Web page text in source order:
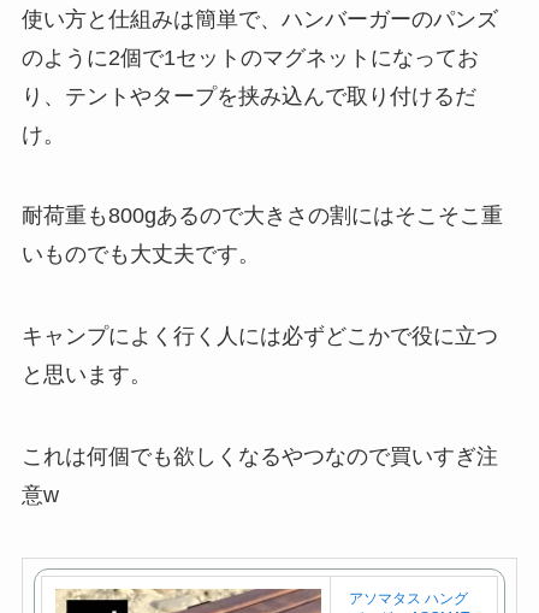
使い方と仕組みは簡単で、ハンバーガーのパンズ
のように2個で1セットのマグネットになってお
り、テントやタープを挟み込んで取り付けるだ
け。
耐荷重も800gあるので大きさの割にはそこそこ重
いものでも大丈夫です。
キャンプによく行く人には必ずどこかで役に立つ
と思います。
これは何個でも欲しくなるやつなので買いすぎ注
意w
アソマタス ハング